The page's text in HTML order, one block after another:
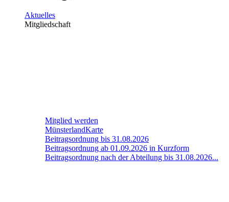
Aktuelles
Mitgliedschaft
Mitglied werden
MünsterlandKarte
Beitragsordnung bis 31.08.2026
Beitragsordnung ab 01.09.2026 in Kurzform
Beitragsordnung nach der Abteilung bis 31.08.2026...